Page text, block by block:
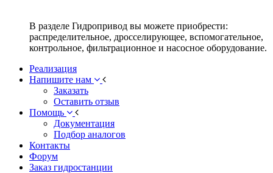
В разделе Гидропривод вы можете приобрести:
распределительное, дросселирующее, вспомогательное,
контрольное, фильтрационное и насосное оборудование.
Реализация
Напишите нам
Заказать
Оставить отзыв
Помощь
Документация
Подбор аналогов
Контакты
Форум
Заказ гидростанции